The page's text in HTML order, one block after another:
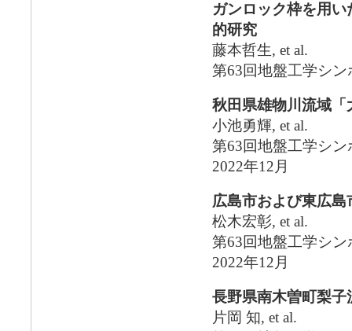
ガンロック枠を用
的研究
藤本哲生, et al.
第63回地盤工学シ
秋田県雄物川流域
小池勇輝, et al.
第63回地盤工学シ
2022年12月
広島市および東広
松木宏彰, et al.
第63回地盤工学シ
2022年12月
長野県南木曽町梨
片岡 知, et al.